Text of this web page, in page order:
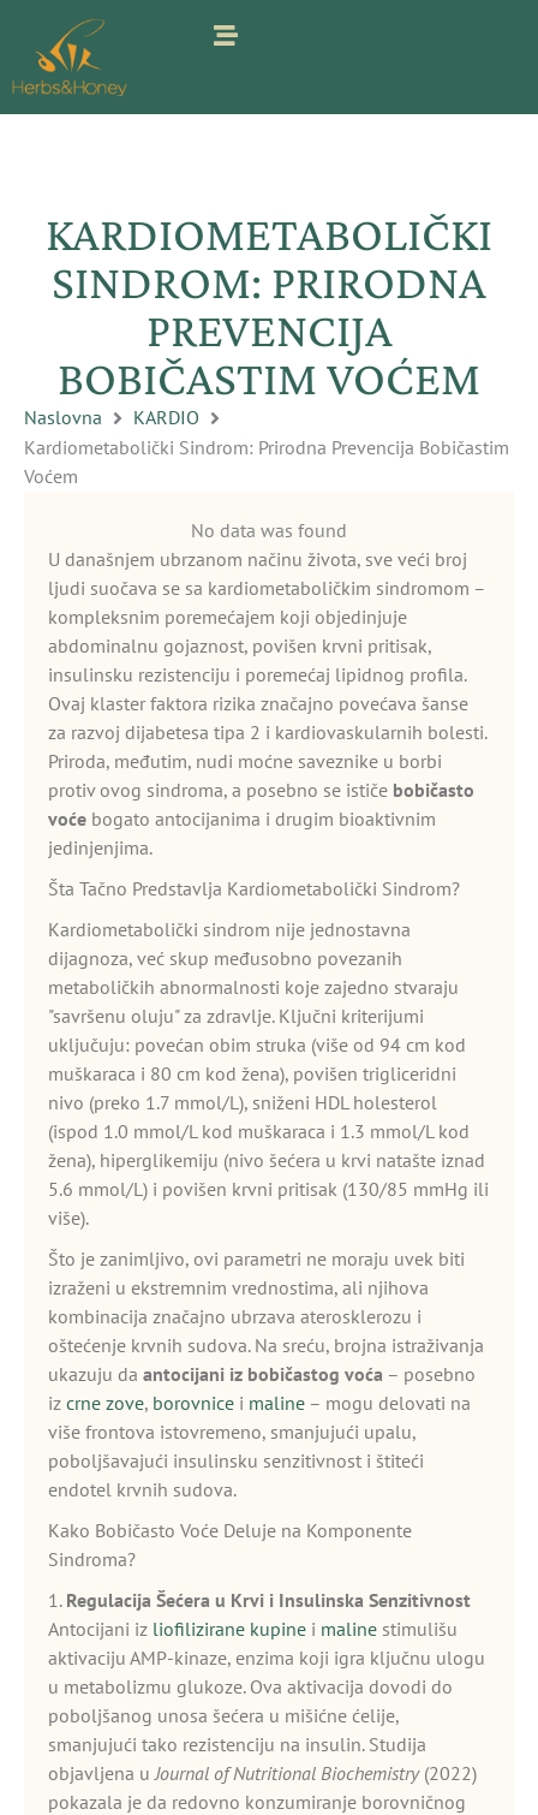
sadržaj
KARDIOMETABOLIČKI
SINDROM: PRIRODNA
PREVENCIJA
BOBIČASTIM VOĆEM
Naslovna
KARDIO
Kardiometabolički Sindrom: Prirodna Prevencija Bobičastim
Voćem
No data was found
U današnjem ubrzanom načinu života, sve veći broj
ljudi suočava se sa kardiometaboličkim sindromom –
kompleksnim poremećajem koji objedinjuje
abdominalnu gojaznost, povišen krvni pritisak,
insulinsku rezistenciju i poremećaj lipidnog profila.
Ovaj klaster faktora rizika značajno povećava šanse
za razvoj dijabetesa tipa 2 i kardiovaskularnih bolesti.
Priroda, međutim, nudi moćne saveznike u borbi
protiv ovog sindroma, a posebno se ističe bobičasto
voće bogato antocijanima i drugim bioaktivnim
jedinjenjima.
Šta Tačno Predstavlja Kardiometabolički Sindrom?
Kardiometabolički sindrom nije jednostavna
dijagnoza, već skup međusobno povezanih
metaboličkih abnormalnosti koje zajedno stvaraju
"savršenu oluju" za zdravlje. Ključni kriterijumi
uključuju: povećan obim struka (više od 94 cm kod
muškaraca i 80 cm kod žena), povišen trigliceridni
nivo (preko 1.7 mmol/L), sniženi HDL holesterol
(ispod 1.0 mmol/L kod muškaraca i 1.3 mmol/L kod
žena), hiperglikemiju (nivo šećera u krvi natašte iznad
5.6 mmol/L) i povišen krvni pritisak (130/85 mmHg ili
više).
Što je zanimljivo, ovi parametri ne moraju uvek biti
izraženi u ekstremnim vrednostima, ali njihova
kombinacija značajno ubrzava aterosklerozu i
oštećenje krvnih sudova. Na sreću, brojna istraživanja
ukazuju da antocijani iz bobičastog voća – posebno
iz crne zove, borovnice i maline – mogu delovati na
više frontova istovremeno, smanjujući upalu,
poboljšavajući insulinsku senzitivnost i štiteći
endotel krvnih sudova.
Kako Bobičasto Voće Deluje na Komponente
Sindroma?
1. Regulacija Šećera u Krvi i Insulinska Senzitivnost
Antocijani iz liofilizirane kupine i maline stimulišu
aktivaciju AMP-kinaze, enzima koji igra ključnu ulogu
u metabolizmu glukoze. Ova aktivacija dovodi do
poboljšanog unosa šećera u mišićne ćelije,
smanjujući tako rezistenciju na insulin. Studija
objavljena uJournal of Nutritional Biochemistry(2022)
pokazala je da redovno konzumiranje borovničnog